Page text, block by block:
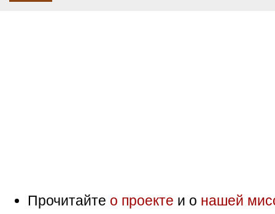
Прочитайте о проекте и о нашей